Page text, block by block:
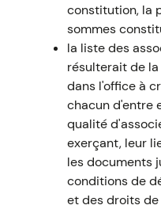
constitution, la
sommes
la liste des
résulterait de
dans l'office à
chacun d'entre
qualité
exerçant, leur
les documents
conditions de
et des droits